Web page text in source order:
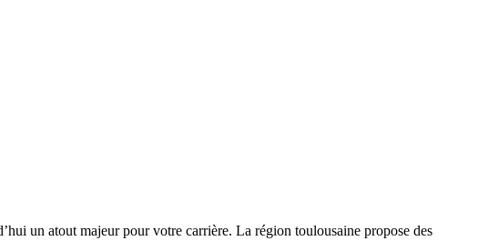
un atout majeur pour votre carrière. La région toulousaine propose des